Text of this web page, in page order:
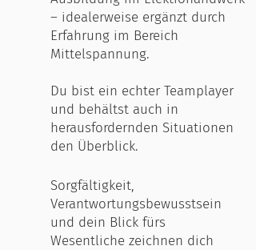
– idealerweise ergänzt durch
Erfahrung im Bereich
Mittelspannung.
Du bist ein echter Teamplayer
und behältst auch in
herausfordernden Situationen
den Überblick.
Sorgfältigkeit,
Verantwortungsbewusstsein
und dein Blick fürs
Wesentliche zeichnen dich